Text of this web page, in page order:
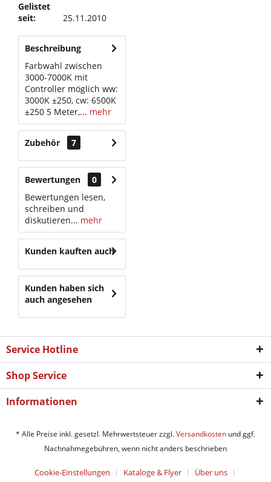
Gelistet
seit:
25.11.2010
Beschreibung
Farbwahl zwischen
3000-7000K mit
Controller möglich ww:
3000K ±250, cw: 6500K
±250 5 Meter,... mehr
Zubehör 7
Bewertungen
0
Bewertungen lesen,
schreiben und
diskutieren... mehr
Kunden kauften auch
Kunden haben sich
auch angesehen
Service Hotline
Shop Service
Informationen
* Alle Preise inkl. gesetzl. Mehrwertsteuer zzgl.Versandkosten und ggf.
Nachnahmegebühren, wenn nicht anders beschrieben
Cookie-Einstellungen Kataloge & Flyer Über uns